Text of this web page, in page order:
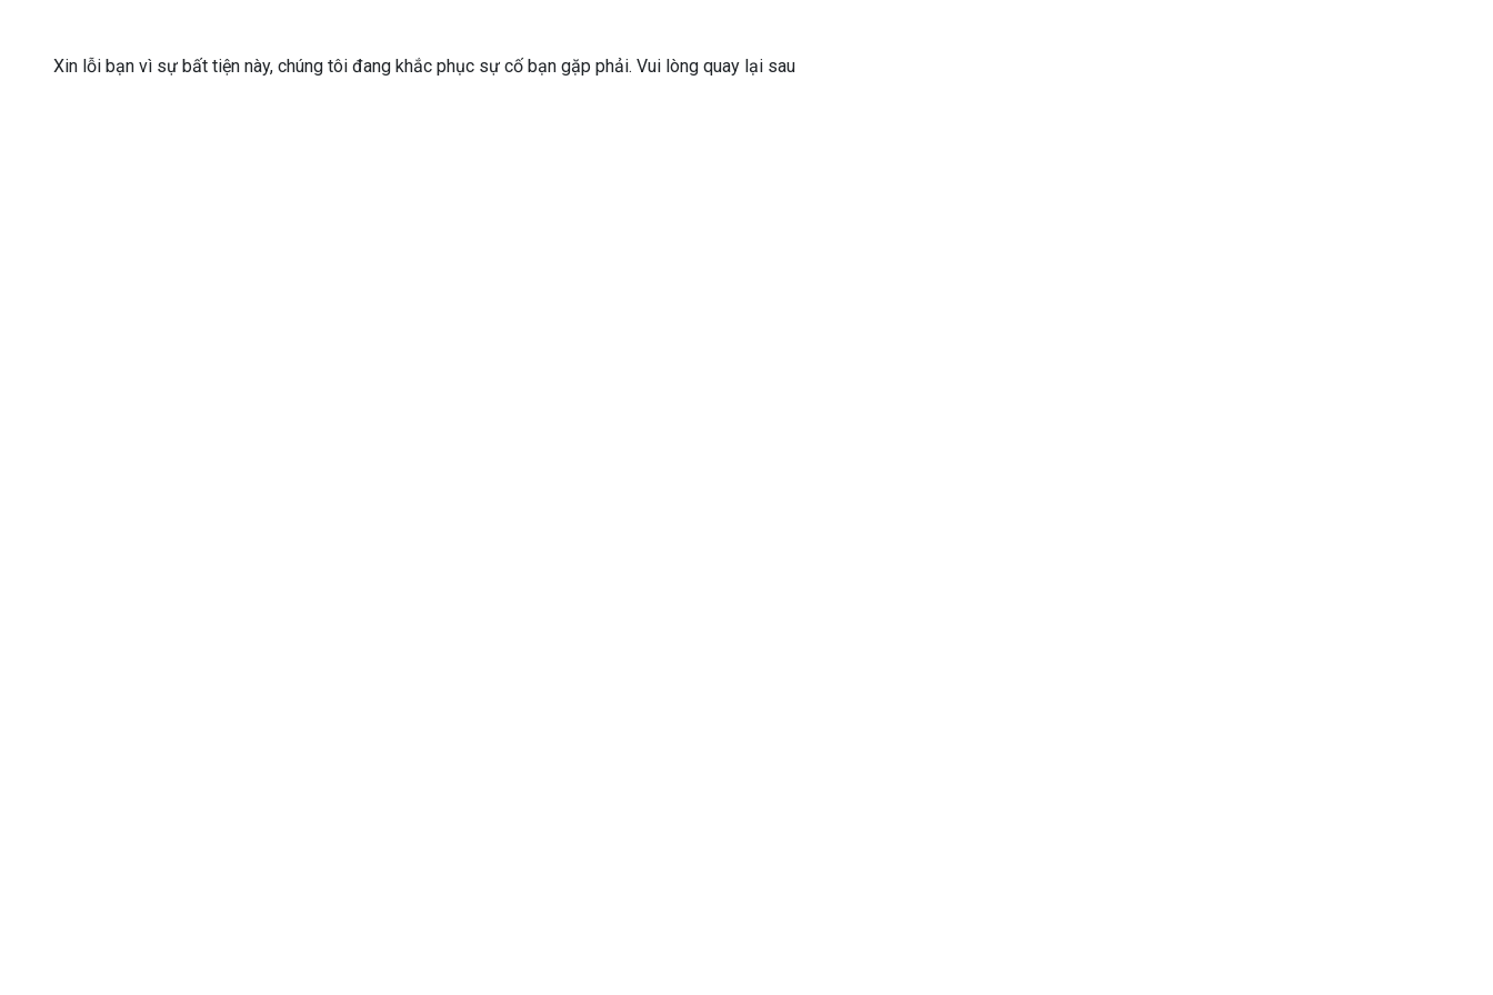
Xin lỗi bạn vì sự bất tiện này, chúng tôi đang khắc phục sự cố bạn gặp phải. Vui lòng quay lại sau